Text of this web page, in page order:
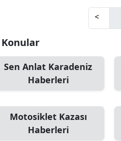
Erzurum
Eskişehir
Gaziantep
Giresun
<
Sen Anlat Karadeniz
Haberleri
Motosiklet Kazası
Haberleri